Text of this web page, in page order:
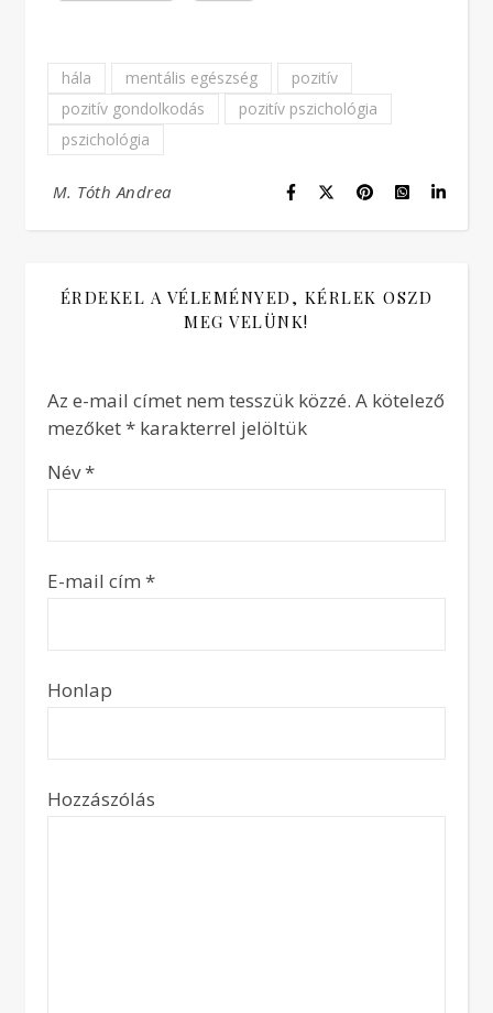
hála mentális egészség
pozitív
pozitív gondolkodás
pozitív pszichológia
pszichológia
M. Tóth Andrea
ÉRDEKEL A VÉLEMÉNYED, KÉRLEK OSZD
MEG VELÜNK!
Az e-mail címet nem tesszük közzé. A kötelező
mezőket* karakterrel jelöltük
Név*
E-mail cím *
Honlap
Hozzászólás